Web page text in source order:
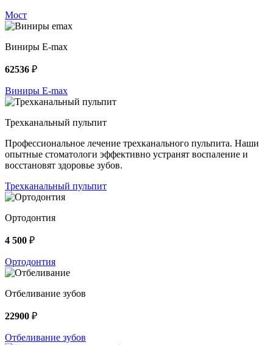
Мост
Виниры E-max
62536 ₽
Виниры E-max
Трехканальный пульпит
Профессиональное лечение трехканального пульпита. Наши
опытные стоматологи эффективно устранят воспаление и
восстановят здоровье зубов.
Трехканальный пульпит
Ортодонтия
4 500 ₽
Ортодонтия
Отбеливание зубов
22900 ₽
Отбеливание зубов